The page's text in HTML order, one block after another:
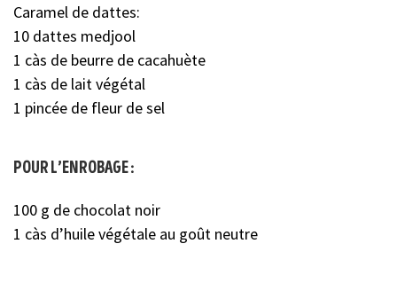
Caramel de dattes:
10 dattes medjool
1 càs de beurre de cacahuète
1 càs de lait végétal
1 pincée de fleur de sel
pour l’enrobage :
100 g de chocolat noir
1 càs d’huile végétale au goût neutre